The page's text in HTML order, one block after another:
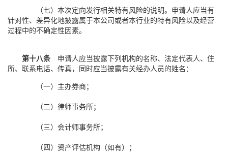
（七）本次定向发行相关特有风险的说明。申请人应当有
针对性、差异化地披露属于本公司或者本行业的特有风险以及经营
过程中的不确定性因素。
第十八条 申请人应当披露下列机构的名称、法定代表人、住
所、联系电话、传真，同时应当披露有关经办人员的姓名：
（一）主办券商；
（二）律师事务所；
（三）会计师事务所；
（四）资产评估机构（如有）；